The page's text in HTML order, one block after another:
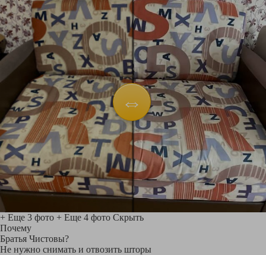
+ Еще 3 фото + Еще 4 фото Скрыть
Почему
Братья Чистовы?
Не нужно снимать и отвозить шторы